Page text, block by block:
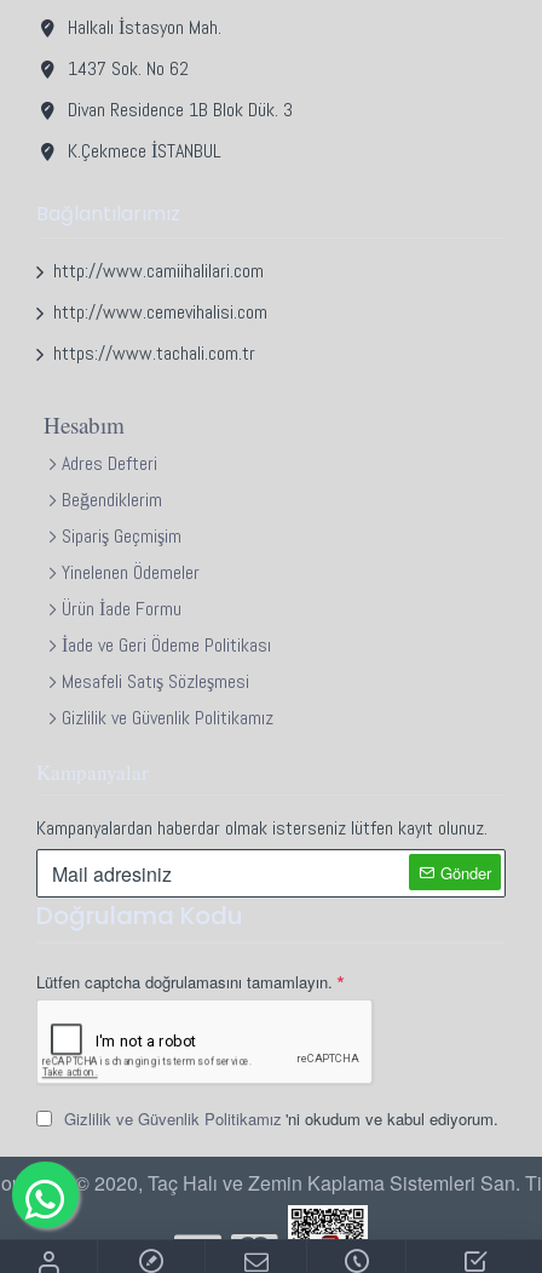
Halkalı İstasyon Mah.
1437 Sok. No 62
Divan Residence 1B Blok Dük. 3
K.Çekmece İSTANBUL
Bağlantılarımız
http://www.camiihalilari.com
http://www.cemevihalisi.com
https://www.tachali.com.tr
Hesabım
Adres Defteri
Beğendiklerim
Sipariş Geçmişim
Yinelenen Ödemeler
Ürün İade Formu
İade ve Geri Ödeme Politikası
Mesafeli Satış Sözleşmesi
Gizlilik ve Güvenlik Politikamız
Kampanyalar
Kampanyalardan haberdar olmak isterseniz lütfen kayıt olunuz.
Gönder
Doğrulama Kodu
Lütfen captcha doğrulamasını tamamlayın.
Gizlilik ve Güvenlik Politikamız 'ni okudum ve kabul ediyorum.
© 2020, Taç Halı ve Zemin Kaplama Sistemleri San.